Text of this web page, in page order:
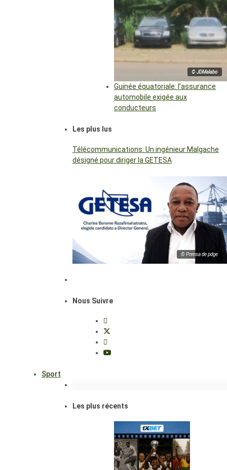
© JDMalabo
Guinée équatoriale: l’assurance
automobile exigée aux
conducteurs
Les plus lus
Télécommunications: Un ingénieur Malgache
désigné pour diriger la GETESA
© Prensa de pdge
Nous Suivre
Sport
Les plus récents